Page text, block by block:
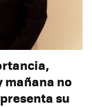
mañana no
su